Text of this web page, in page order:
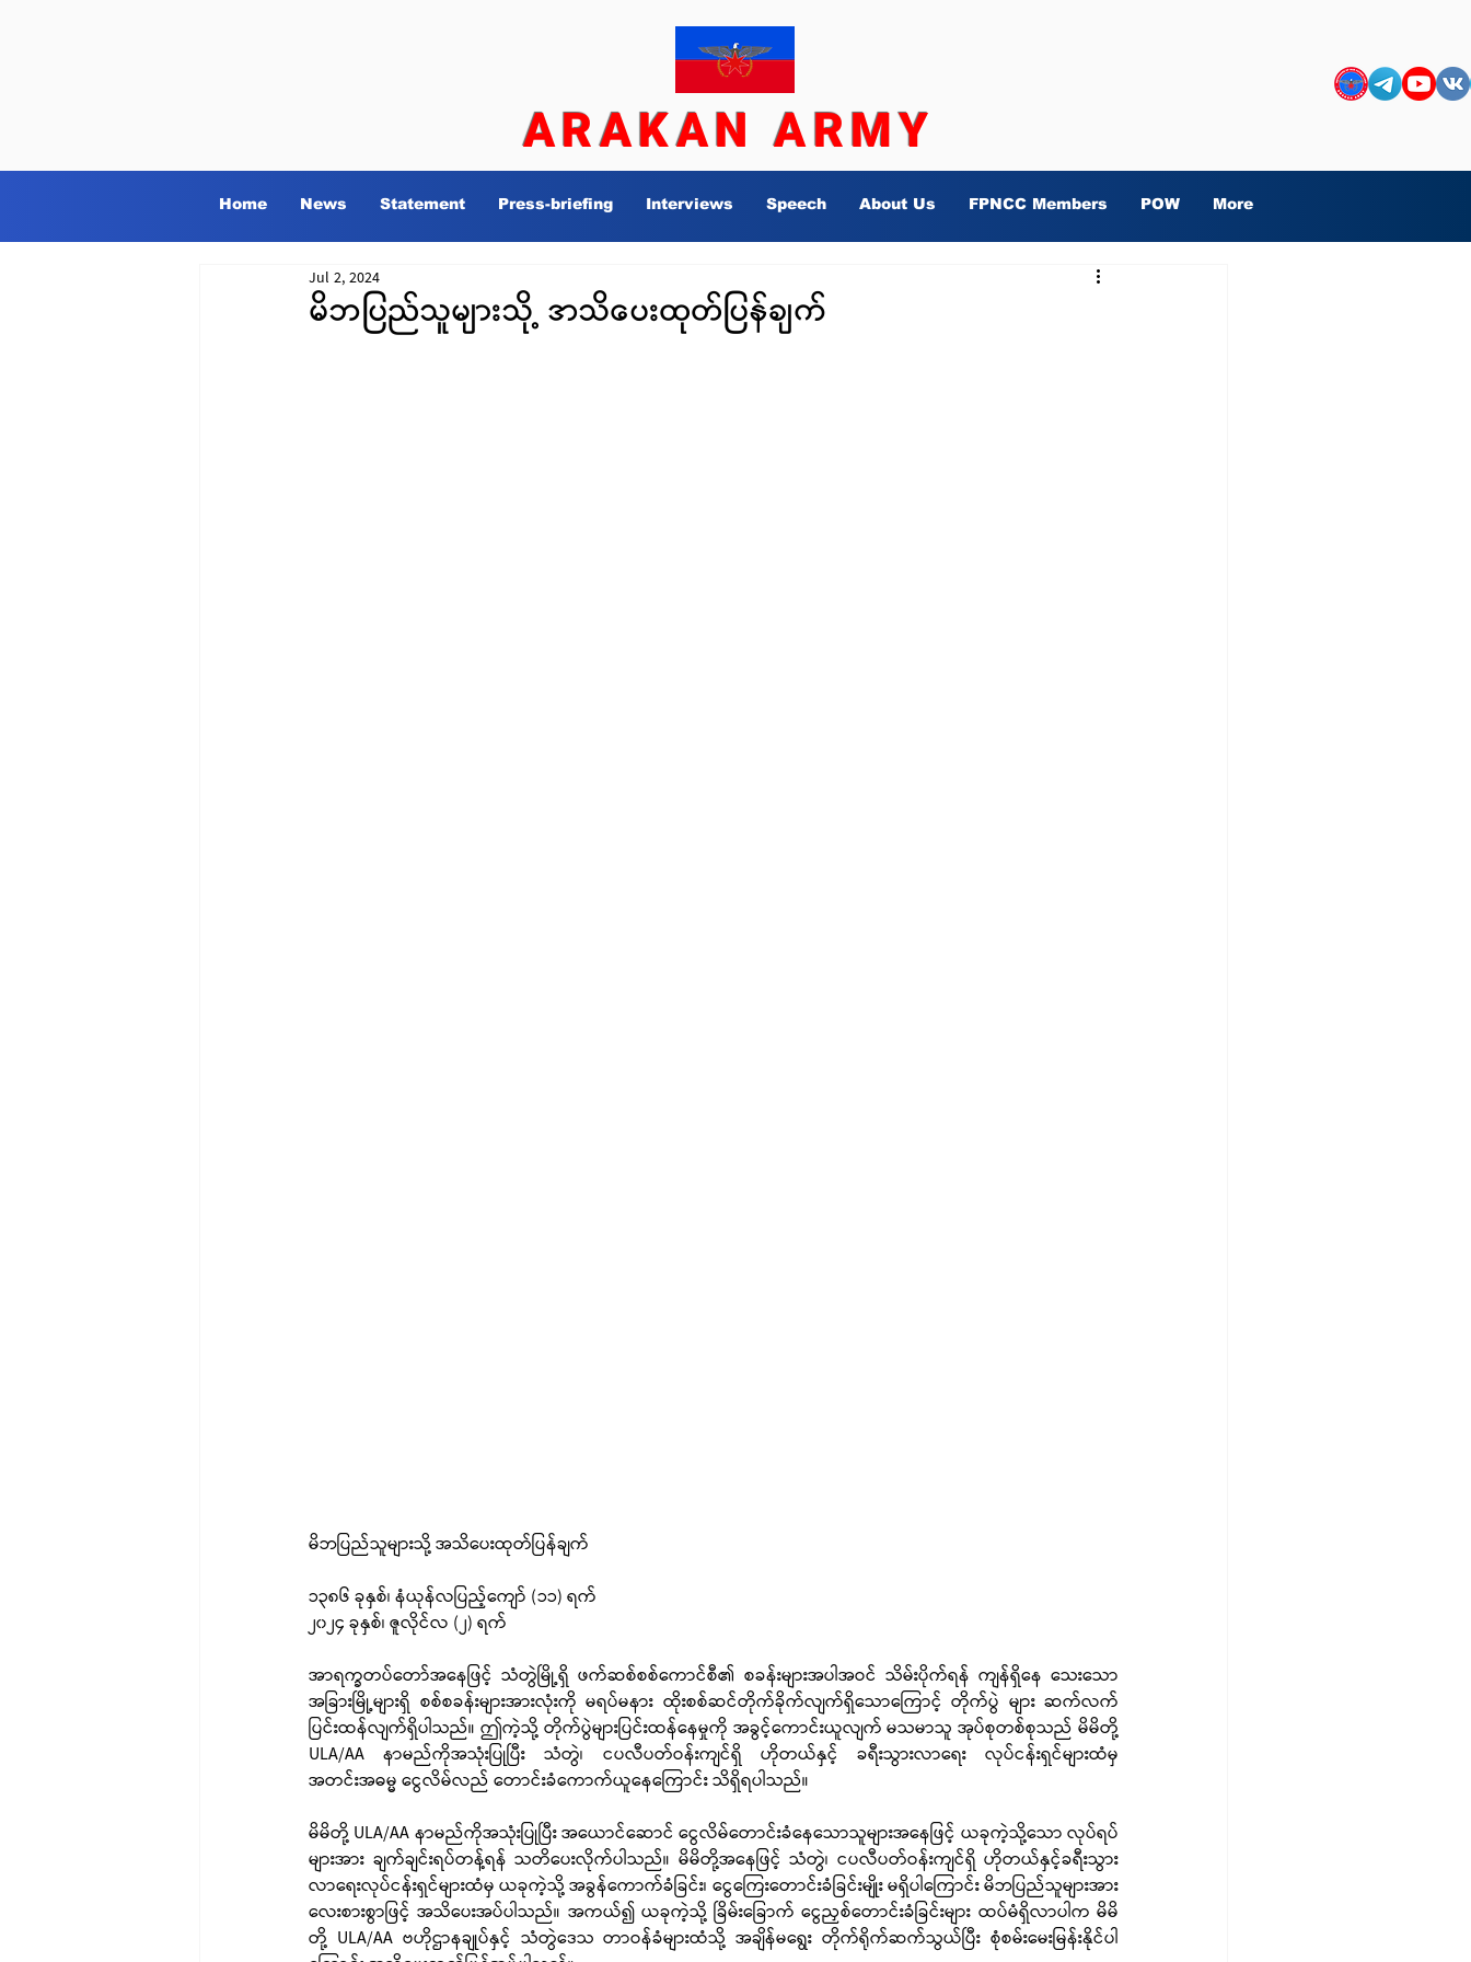
မိဘပြည်သူများသို့ အသိပေးထုတ်ပြန်ချက်
Jul 2, 2024
မိဘပြည်သူများသို့ အသိပေးထုတ်ပြန်ချက်
၁၃၈၆ ခုနှစ်၊ နံယုန်လပြည့်ကျော် (၁၁) ရက်
၂၀၂၄ ခုနှစ်၊ ဇူလိုင်လ (၂) ရက်
အာရက္ခတပ်တော်အနေဖြင့် သံတွဲမြို့ရှိ ဖက်ဆစ်စစ်ကောင်စီ၏ စခန်းများအပါအဝင် သိမ်းပိုက်ရန် ကျန်ရှိနေ သေးသော
အခြားမြို့များရှိ စစ်စခန်းများအားလုံးကို မရပ်မနား ထိုးစစ်ဆင်တိုက်ခိုက်လျက်ရှိသောကြောင့် တိုက်ပွဲ များ ဆက်လက်
ပြင်းထန်လျက်ရှိပါသည်။ ဤကဲ့သို့ တိုက်ပွဲများပြင်းထန်နေမှုကို အခွင့်ကောင်းယူလျက် မသမာသူ အုပ်စုတစ်စုသည် မိမိတို့
ULA/AA နာမည်ကိုအသုံးပြုပြီး သံတွဲ၊ ငပလီပတ်ဝန်းကျင်ရှိ ဟိုတယ်နှင့် ခရီးသွားလာရေး လုပ်ငန်းရှင်များထံမှ
အတင်းအဓမ္မ ငွေလိမ်လည် တောင်းခံကောက်ယူနေကြောင်း သိရှိရပါသည်။
မိမိတို့ ULA/AA နာမည်ကိုအသုံးပြုပြီး အယောင်ဆောင် ငွေလိမ်တောင်းခံနေသောသူများအနေဖြင့် ယခုကဲ့သို့သော လုပ်ရပ်
များအား ချက်ချင်းရပ်တန့်ရန် သတိပေးလိုက်ပါသည်။ မိမိတို့အနေဖြင့် သံတွဲ၊ ငပလီပတ်ဝန်းကျင်ရှိ ဟိုတယ်နှင့်ခရီးသွား
လာရေးလုပ်ငန်းရှင်များထံမှ ယခုကဲ့သို့ အခွန်ကောက်ခံခြင်း၊ ငွေကြေးတောင်းခံခြင်းမျိုး မရှိပါကြောင်း မိဘပြည်သူများအား
လေးစားစွာဖြင့် အသိပေးအပ်ပါသည်။ အကယ်၍ ယခုကဲ့သို့ ခြိမ်းခြောက် ငွေညှစ်တောင်းခံခြင်းများ ထပ်မံရှိလာပါက မိမိ
တို့ ULA/AA ဗဟိုဌာနချုပ်နှင့် သံတွဲဒေသ တာဝန်ခံများထံသို့ အချိန်မရွေး တိုက်ရိုက်ဆက်သွယ်ပြီး စုံစမ်းမေးမြန်းနိုင်ပါ
Home News Statement Press-briefing Interviews Speech About Us FPNCC Members POW More
ARAKAN ARMY